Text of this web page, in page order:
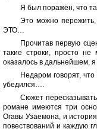
Я был поражён, что
Это можно пережить,
ЭТО…
Прочитав первую
такие строки, просто не
оказалось в дальнейшем,
Недаром говорят,
убедился….
Сюжет
романе имеются три
Огавы Узаемона, и
повествований и каждую